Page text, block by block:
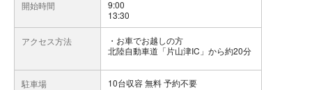
開始時間
9:00
13:30
アクセス方法
お車でお越しの方
北陸自動車道「片山津IC」から約20分
駐車場 10台収容 無料 予約不要